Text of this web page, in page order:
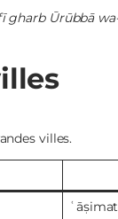
gharb Ūrūbbā
villes.